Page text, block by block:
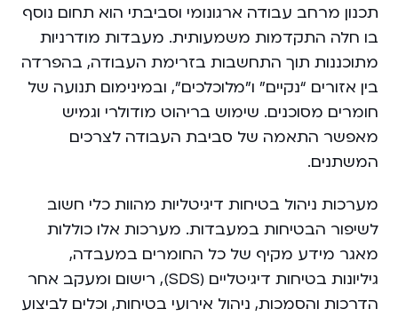
תכנון מרחב עבודה ארגונומי וסביבתי הוא תחום נוסף
בו חלה התקדמות משמעותית. מעבדות מודרניות
מתוכננות תוך התחשבות בזרימת העבודה, בהפרדה
בין אזורים “נקיים” ו”מלוכלכים”, ובמינימום תנועה של
חומרים מסוכנים. שימוש בריהוט מודולרי וגמיש
מאפשר התאמה של סביבת העבודה לצרכים
המשתנים.
מערכות ניהול בטיחות דיגיטליות מהוות כלי חשוב
לשיפור הבטיחות במעבדות. מערכות אלו כוללות
מאגר מידע מקיף של כל החומרים במעבדה,
גיליונות בטיחות דיגיטליים (SDS), רישום ומעקב אחר
הדרכות והסמכות, ניהול אירועי בטיחות, וכלים לביצוע